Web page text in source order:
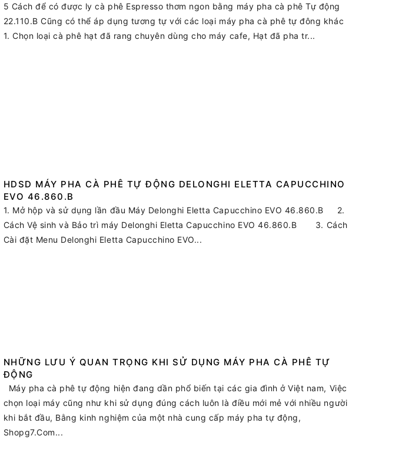
5 Cách để có được ly cà phê Espresso thơm ngon bằng máy pha cà phê Tự động
22.110.B Cũng có thể áp dụng tương tự với các loại máy pha cà phê tự đông khác
1. Chọn loại cà phê hạt đã rang chuyên dùng cho máy cafe, Hạt đã pha tr...
HDSD MÁY PHA CÀ PHÊ TỰ ĐỘNG DELONGHI ELETTA CAPUCCHINO
EVO 46.860.B
1. Mở hộp và sử dụng lần đầu Máy Delonghi Eletta Capucchino EVO 46.860.B 2.
Cách Vệ sinh và Bảo trì máy Delonghi Eletta Capucchino EVO 46.860.B 3. Cách
Cài đặt Menu Delonghi Eletta Capucchino EVO...
NHỮNG LƯU Ý QUAN TRỌNG KHI SỬ DỤNG MÁY PHA CÀ PHÊ TỰ
ĐỘNG
Máy pha cà phê tự động hiện đang dần phổ biến tại các gia đình ở Việt nam, Việc
chọn loại máy cũng như khi sử dụng đúng cách luôn là điều mới mẻ với nhiều người
khi bắt đầu, Bằng kinh nghiệm của một nhà cung cấp máy pha tự động,
Shopg7.Com...